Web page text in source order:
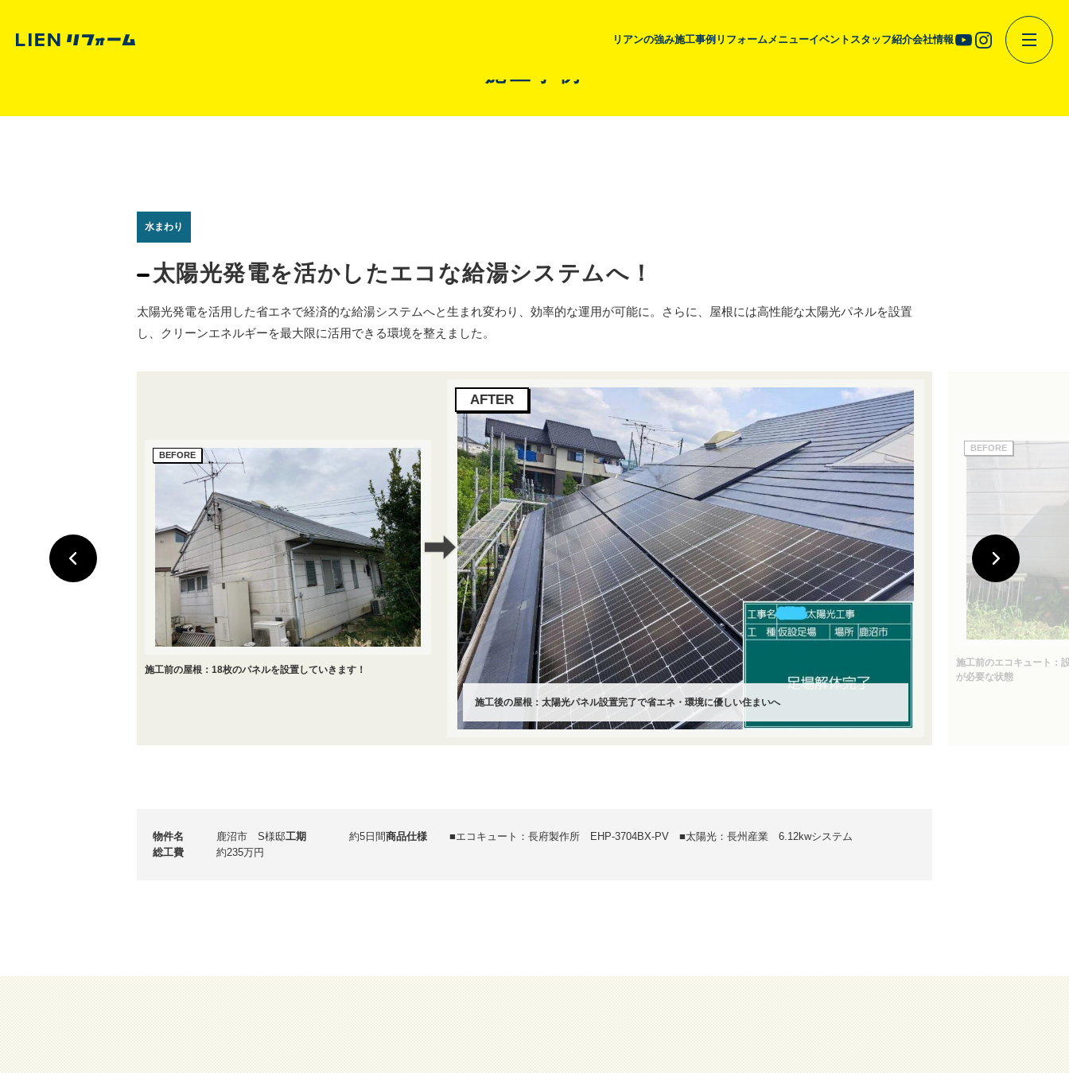
リアンの強み施工事例 リフォームメニューイベント スタッフ紹介会社情報
施工事例
水まわり
太陽光発電を活かしたエコな給湯システムへ！
太陽光発電を活用した省エネで経済的な給湯システムへと生まれ変わり、効率的な運用が可能に。さらに、屋根には高性能な太陽光パネルを設置
し、クリーンエネルギーを最大限に活用できる環境を整えました。
施工前の屋根：18枚のパネルを設置していきます！
施工後の屋根：太陽光パネル設置完了で省エネ・環境に優しい住まいへ
施工前のエコキュート：
が必要な状態
物件名 鹿沼市 S様邸工期 約5日間商品仕様
■エコキュート：長府製作所 EHP-3704BX-PV ■太陽光：長州産業 6.12kwシステム
総工費
約235万円